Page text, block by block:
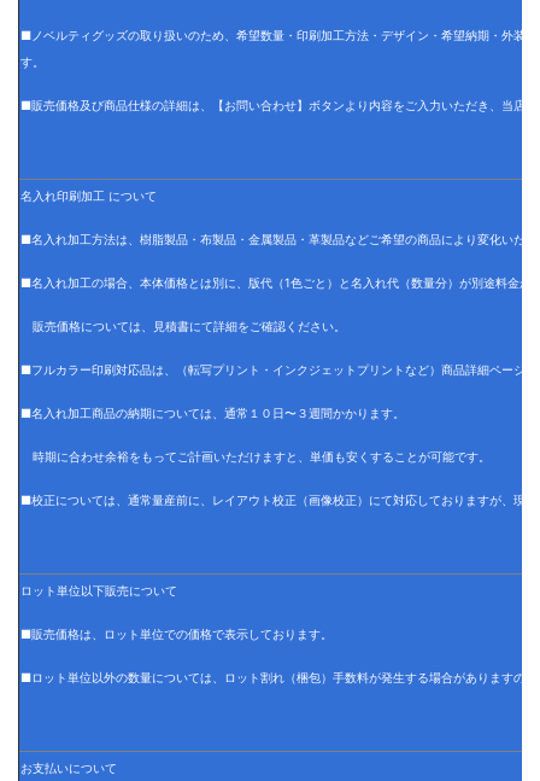
■ノベルティグッズの取り扱いのため、希望数量・印刷加工方法・デザイン・希望納期・外装
す。
■販売価格及び商品仕様の詳細は、【お問い合わせ】ボタンより内容をご入力いただき、当店
名入れ印刷加工 について
■名入れ加工方法は、樹脂製品・布製品・金属製品・革製品などご希望の商品により変化いたし
■名入れ加工の場合、本体価格とは別に、版代（1色ごと）と名入れ代（数量分）が別途料金が
販売価格については、見積書にて詳細をご確認ください。
■フルカラー印刷対応品は、（転写プリント・インクジェットプリントなど）商品詳細ページ
■名入れ加工商品の納期については、通常１０日〜３週間かかります。
時期に合わせ余裕をもってご計画いただけますと、単価も安くすることが可能です。
■校正については、通常量産前に、レイアウト校正（画像校正）にて対応しておりますが、現
ロット単位以下販売について
■販売価格は、ロット単位での価格で表示しております。
■ロット単位以外の数量については、ロット割れ（梱包）手数料が発生する場合がありますの
お支払いについて